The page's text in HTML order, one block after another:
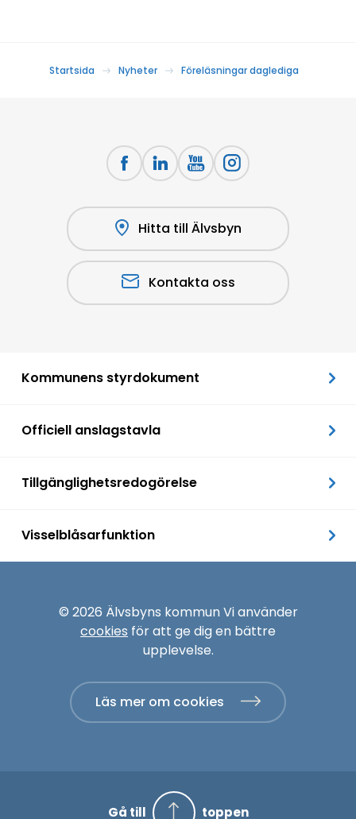
Startsida Nyheter Föreläsningar daglediga
Hitta till Älvsbyn
Kontakta oss
Kommunens styrdokument
Officiell anslagstavla
Tillgänglighetsredogörelse
Visselblåsarfunktion
© 2026 Älvsbyns kommun Vi använder
cookies för att ge dig en bättre
upplevelse.
Läs mer om cookies
Gå till toppen